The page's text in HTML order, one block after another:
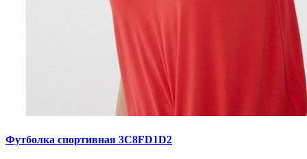
Футболка спортивная 3C8FD1D2